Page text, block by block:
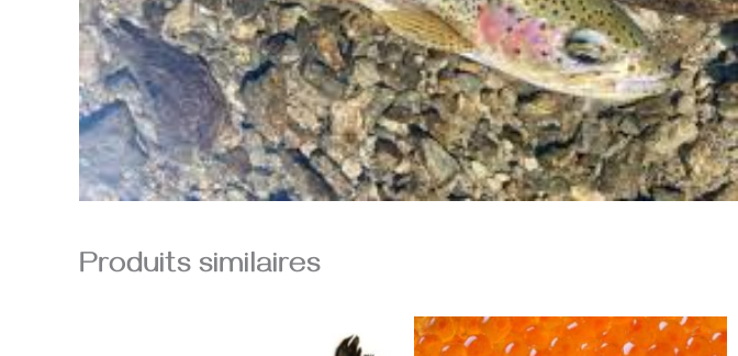
Produits similaires